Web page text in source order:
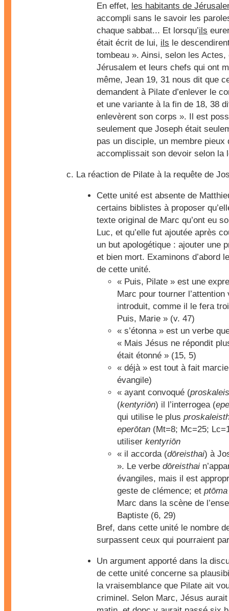
En effet, les habitants de
accompli sans le savoir les
chaque sabbat... Et lorsqu’ils
était écrit de lui, ils le
tombeau ». Ainsi, selon les
Jérusalem et leurs chefs qui ont
même, Jean 19, 31 nous dit que
demandent à Pilate d’enlever le
et une variante à la fin de 18, 38
enlevèrent son corps ». Il est
seulement que Joseph était
pas un disciple, un membre pieux
accomplissait son devoir selon la
La réaction de Pilate à la requête de
Cette unité est absente de
certains biblistes à proposer
texte original de Marc qu’ont eu
Luc, et qu’elle fut ajoutée après
un but apologétique : ajouter une
et bien mort. Examinons d’abord
de cette unité.
« Puis, Pilate » est une
Marc pour tourner l’attention
introduit, comme il le fera
Puis, Marie » (v. 47)
« s’étonna » est un verbe
« Mais Jésus ne répondit
était étonné » (15, 5)
« déjà » est tout à fait
évangile)
« ayant convoqué (
(kentyriōn) il l’interrogea (
qui utilise le plus
eperōtan (Mt=8; Mc=25;
utiliser kentyriōn
« il accorda (dōreisthai) à
». Le verbe dōreisthai
évangiles, mais il est
geste de clémence; et ptōma
Marc dans la scène de
Baptiste (6, 29)
Bref, dans cette unité le nombre
surpassent ceux qui pourraient
Un argument apporté dans la
de cette unité concerne sa
la vraisemblance que Pilate ait
criminel. Selon Marc, Jésus